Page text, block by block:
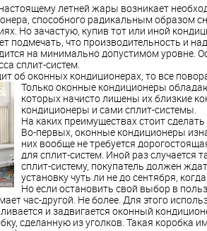
летней жары возникает
способного радикальным образом
Но зачастую, купив тот или иной
подмечать, что производительность и
на минимально допустимом уровне.
сплит-систем.
об оконных кондиционерах, то все
Только оконные кондиционеры
которых начисто лишены их близкие
кондиционеры и сами сплит-системы.
На каких преимуществах стоит сделать
Во-первых, оконные кондиционеры
них вообще не требуется
для сплит-систем. Иной раз случается
сплит-систему, покупатель должен
установку чуть ли не до сентября,
Но если остановить свой выбор в
час-другой. Не более. Для этого
и задвигается оконный
сделанную из уголков. Такая коробка